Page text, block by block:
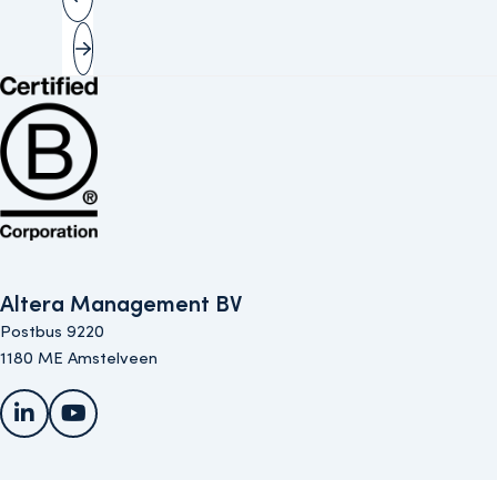
Vorige slide
Volgende slide
Bekijk de B Corp-certificering van Altera (opent in nieuw venster)
Altera Management BV
Postbus 9220
1180 ME Amstelveen
LinkedInYouTube